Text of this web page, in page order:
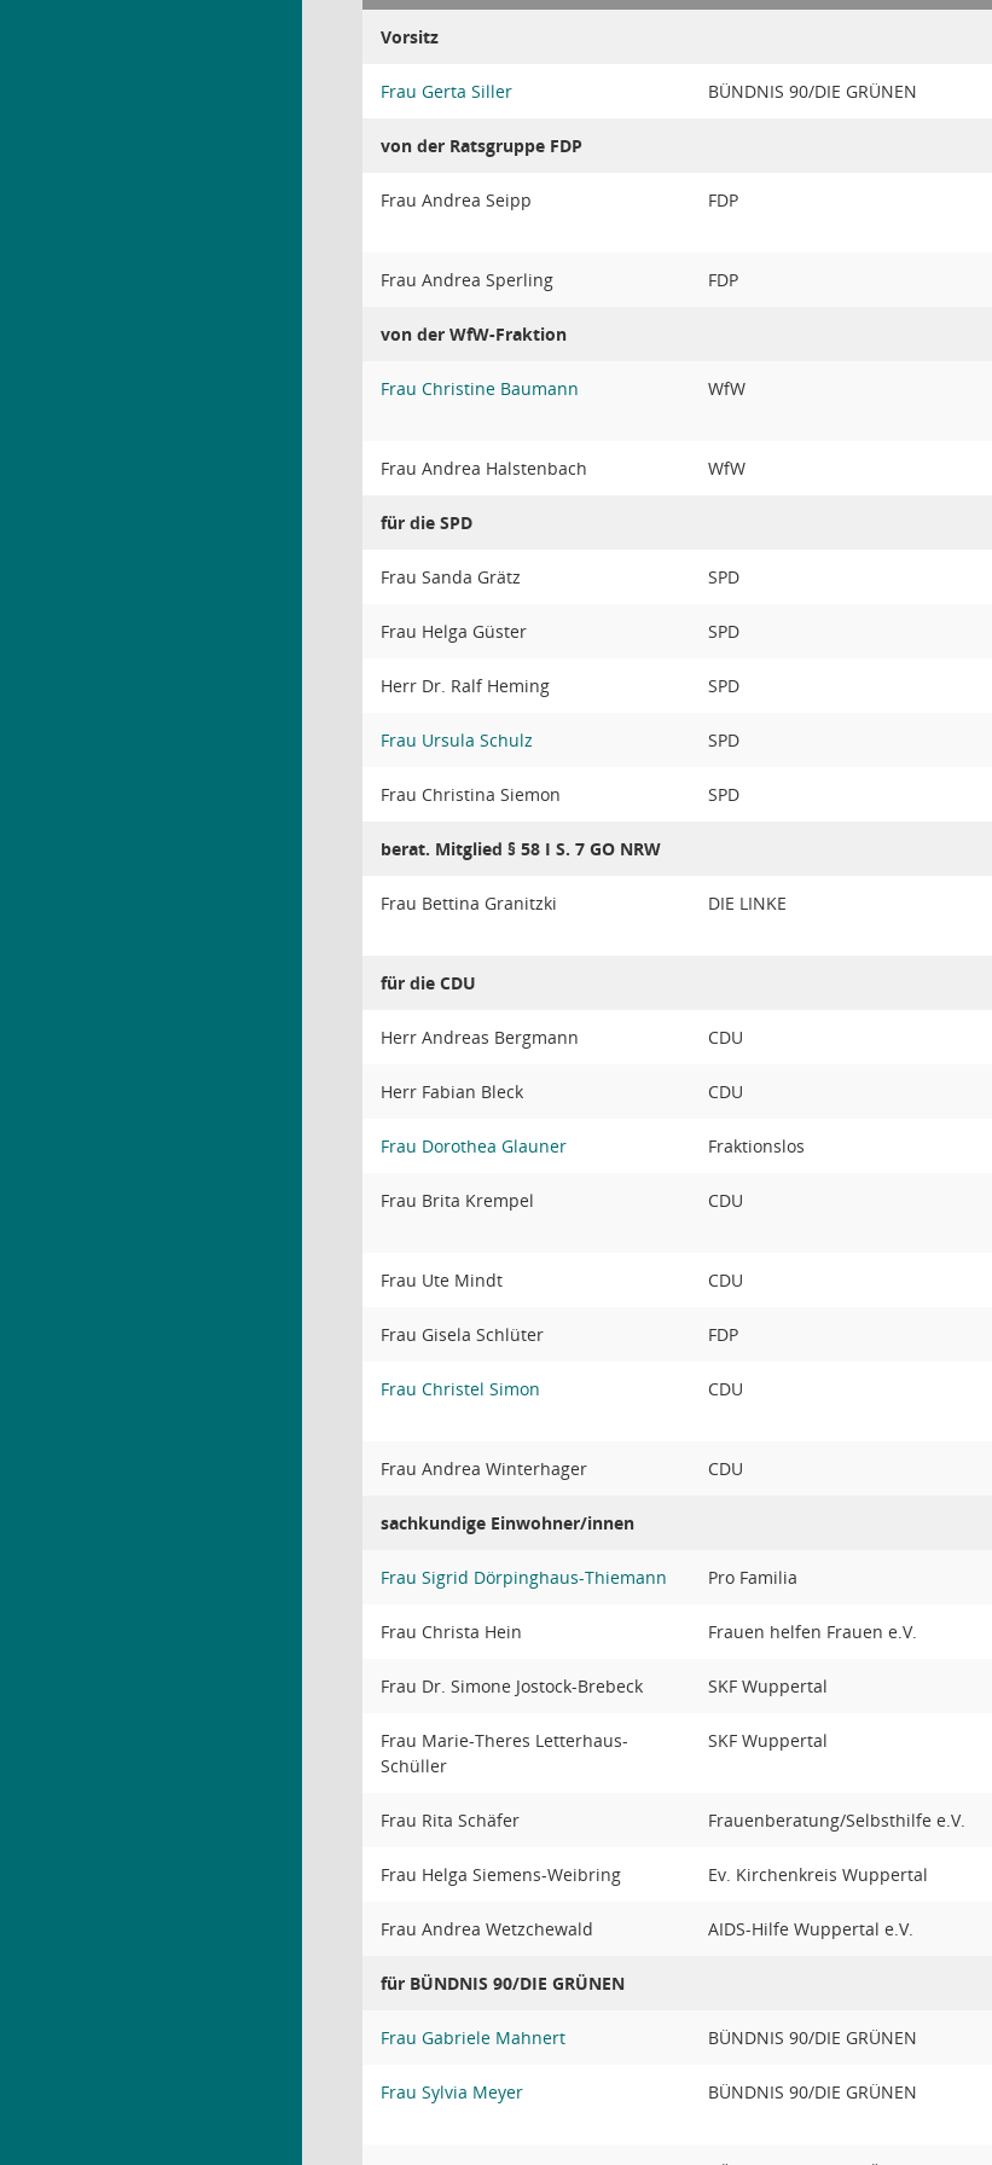
Vorsitz
Frau Gerta Siller BÜNDNIS 90/DIE GRÜNEN
von der Ratsgruppe FDP
Frau Andrea Seipp FDP
Frau Andrea Sperling FDP
von der WfW-Fraktion
Frau Christine Baumann WfW
Frau Andrea Halstenbach WfW
für die SPD
Frau Sanda Grätz SPD
Frau Helga Güster SPD
Herr Dr. Ralf Heming SPD
Frau Ursula Schulz SPD
Frau Christina Siemon SPD
berat. Mitglied § 58 I S. 7 GO NRW
Frau Bettina Granitzki DIE LINKE
für die CDU
Herr Andreas Bergmann CDU
Herr Fabian Bleck CDU
Frau Dorothea Glauner Fraktionslos
Frau Brita Krempel CDU
Frau Ute Mindt CDU
Frau Gisela Schlüter FDP
Frau Christel Simon CDU
Frau Andrea Winterhager CDU
sachkundige Einwohner/innen
Frau Sigrid Dörpinghaus-Thiemann Pro Familia
Frau Christa Hein Frauen helfen Frauen e.V.
Frau Dr. Simone Jostock-Brebeck SKF Wuppertal
Frau Marie-Theres Letterhaus-
Schüller
SKF Wuppertal
Frau Rita Schäfer Frauenberatung/Selbsthilfe e.V.
Frau Helga Siemens-Weibring Ev. Kirchenkreis Wuppertal
Frau Andrea Wetzchewald AIDS-Hilfe Wuppertal e.V.
für BÜNDNIS 90/DIE GRÜNEN
Frau Gabriele Mahnert BÜNDNIS 90/DIE GRÜNEN
Frau Sylvia Meyer BÜNDNIS 90/DIE GRÜNEN